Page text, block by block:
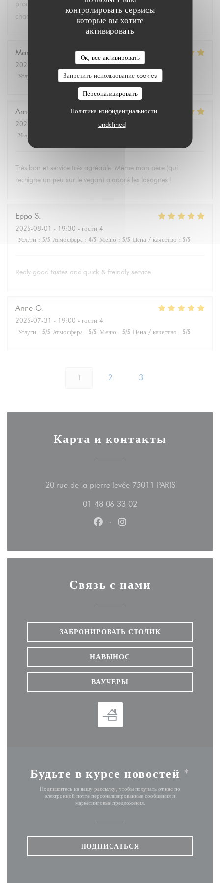
контролировать сервисы
которые вы хотите
активировать
Ок, все активировать
Запретить использование cookies
Персонализировать
Политика конфиденциальности
undefined
produits végétariens et bio. Tous les convives se régalent à
chaque fois.
Marie Christine D
2026-08-02
- 13:30 - гости 2
Услуги
Атмосфера: 4 /5 Меню: 5/5 Цена / качество
Amélie
2026-08-01
- 19:00 - гости 3
Услуги
Très bon et service très agréable. Même mon père (qui
rechigne un peu sur le vegan) a adoré les lasagnes !
Eppo S
2026-08-01 - 19:30 - гости 4
Услуги : 5/5 Атмосфера : 4/5 Меню : 5/5 Цена / качество : 5/5
Realy good tastes and quick & freindly service.
Anne G
2026-07-31 - 19:00 - гости 4
Услуги : 5/5 Атмосфера : 5/5 Меню : 5/5 Цена / качество : 5/5
1 2 3
Карта и контакты
20 rue de la pierre levée 75011 PARIS
01 48 06 33 02
Facebook ((открывается в
Instagram ((открывается
Связь с нами
ЗАБРОНИРОВАТЬ СТОЛИК
НАВЫНОС
ВАУЧЕРЫ
Будьте в курсе новостей *
Подпишитесь на нашу рассылку, чтобы получать от нас по
электронной почте персонализированные сообщения и
маркетинговые предложения.
ПОДПИСАТЬСЯ